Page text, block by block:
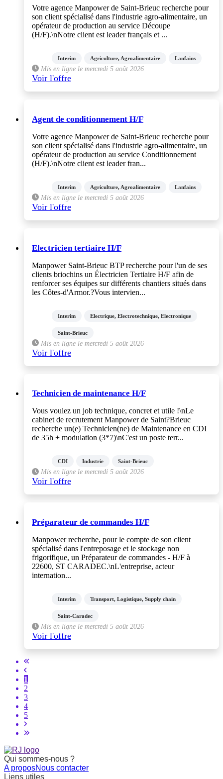
Votre agence Manpower de Saint-Brieuc recherche pour
son client spécialisé dans l'industrie agro-alimentaire, un
opérateur de production au service Découpe
(H/F).\nNotre client est leader français et ...
Interim Agriculture, Agroalimentaire Lanfains
Mis en ligne le mercredi 5 août 2026
Voir l'offre
Agent de conditionnement H/F
Votre agence Manpower de Saint-Brieuc recherche pour
son client spécialisé dans l'industrie agro-alimentaire, un
opérateur de production au service Conditionnement
(H/F).\nNotre client est leader fran...
Interim Agriculture, Agroalimentaire Lanfains
Mis en ligne le mercredi 5 août 2026
Voir l'offre
Electricien tertiaire H/F
Manpower Saint-Brieuc BTP recherche pour l'un de ses
clients briochins un Électricien Tertiaire H/F afin de
renforcer ses équipes sur différents chantiers situés dans
les Côtes-d'Armor.?Vous intervien...
Interim Electrique, Electrotechnique, Electronique
Saint-Brieuc
Mis en ligne le mercredi 5 août 2026
Voir l'offre
Technicien de maintenance H/F
Vous voulez un job technique, concret et utile !\nLe
cabinet de recrutement Manpower de Saint?Brieuc
recherche un(e) Technicien(ne) de Maintenance en CDI
de 35h + modulation (3*7)\nC'est un poste terr...
CDI Industrie Saint-Brieuc
Mis en ligne le mercredi 5 août 2026
Voir l'offre
Préparateur de commandes H/F
Manpower recherche, pour le compte de son client
spécialisé dans l'entreposage et le stockage non
frigorifique, un Préparateur de commandes - H/F à
22600, ST CARADEC.\nL'entreprise, acteur
internation...
Interim Transport, Logistique, Supply chain
Saint-Caradec
Mis en ligne le mercredi 5 août 2026
Voir l'offre
1
2
3
4
5
Qui sommes-nous ?
A proposNous contacter
Liens utiles